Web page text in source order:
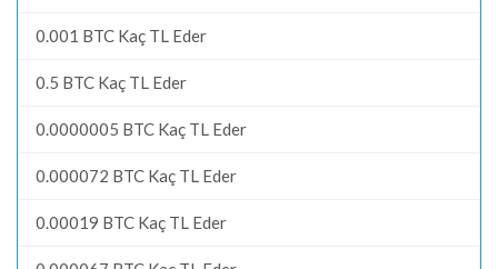
0.001 BTC Kaç TL Eder
0.5 BTC Kaç TL Eder
0.0000005 BTC Kaç TL Eder
0.000072 BTC Kaç TL Eder
0.00019 BTC Kaç TL Eder